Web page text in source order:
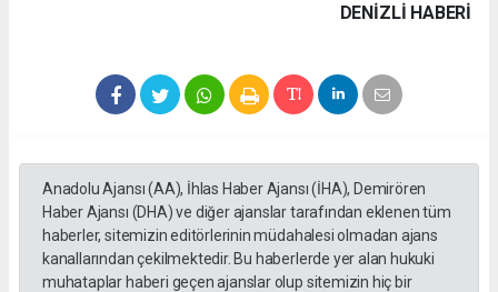
DENIZLI HABERİ
Anadolu Ajansı (AA), İhlas Haber Ajansı (İHA), Demirören
Haber Ajansı (DHA) ve diğer ajanslar tarafından eklenen tüm
haberler, sitemizin editörlerinin müdahalesi olmadan ajans
kanallarından çekilmektedir. Bu haberlerde yer alan hukuki
muhataplar haberi geçen ajanslar olup sitemizin hiç bir